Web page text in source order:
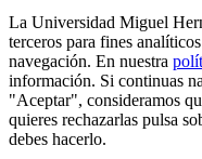
La Universidad Miguel
terceros para fines
navegación. En nuestra
información. Si continuas
"Aceptar", consideramos
quieres rechazarlas pulsa
debes hacerlo.